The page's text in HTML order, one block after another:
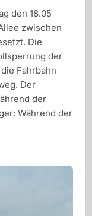
den 18.05
zwischen
Die
der
Fahrbahn
Der
der
Während der